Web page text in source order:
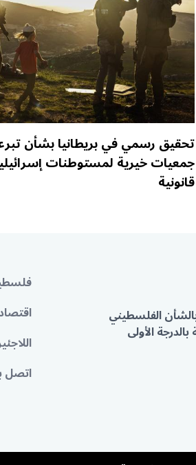
تحقيق رسمي في بريطانيا بشأن
جمعيات خيرية لمستوطنات
قانونية
الفلسطيني
الأولى
اتصل